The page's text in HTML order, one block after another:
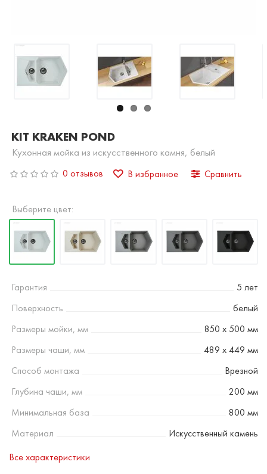
KIT KRAKEN POND
Кухонная мойка из искусственного камня, белый
0 отзывов В избранное Сравнить
Выберите цвет:
Гарантия
5 лет
Поверхность
белый
Размеры мойки, мм
850 х 500 мм
Размеры чаши, мм
489 х 449 мм
Способ монтажа
Врезной
Глубина чаши, мм
200 мм
Минимальная база
800 мм
Материал
Искусственный камень
Все характеристики